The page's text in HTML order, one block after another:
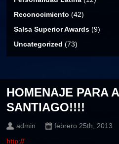
Reconocimiento (42)
Salsa Superior Awards (9)
Uncategorized (73)
HOMENAJE PARA
SANTIAGO!!!!
admin febrero 25th, 2013
http://